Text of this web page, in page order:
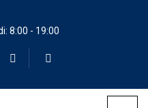
8:00 - 19:00